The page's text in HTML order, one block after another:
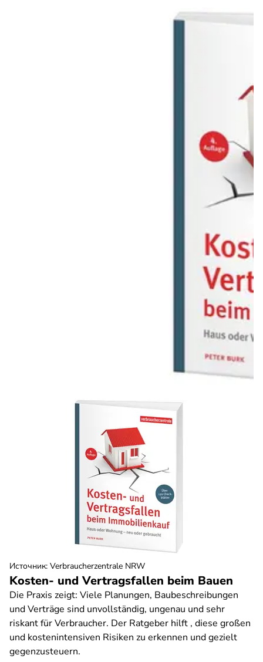
Kosten- und Vertragsfallen beim Bauen
Die Praxis zeigt: Viele Planungen, Baubeschreibungen
und Verträge sind unvollständig, ungenau und sehr
riskant für Verbraucher. Der Ratgeber hilft , diese großen
und kostenintensiven Risiken zu erkennen und gezielt
gegenzusteuern.
Источник: Verbraucherzentrale NRW